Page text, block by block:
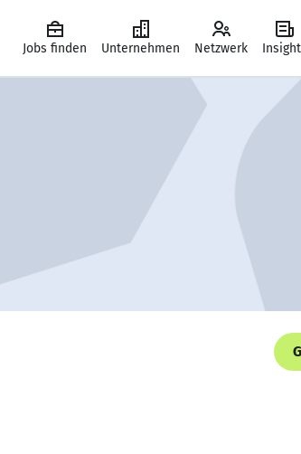
Jobs finden Unternehmen Netzwerk